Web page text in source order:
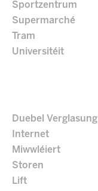
Sportzentrum
Supermarché
Tram
Universitéit
Duebel Verglasung
Internet
Miwwléiert
Storen
Lift